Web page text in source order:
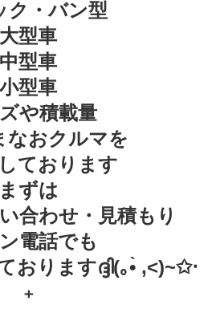
ク・バン型
大型車
中型車
小型車
や積載量
なおクルマを
ております
まずは
合わせ・見積もり
電話でも
おりますദ്ദി(｡•̀ ,<)~✩‧
₊